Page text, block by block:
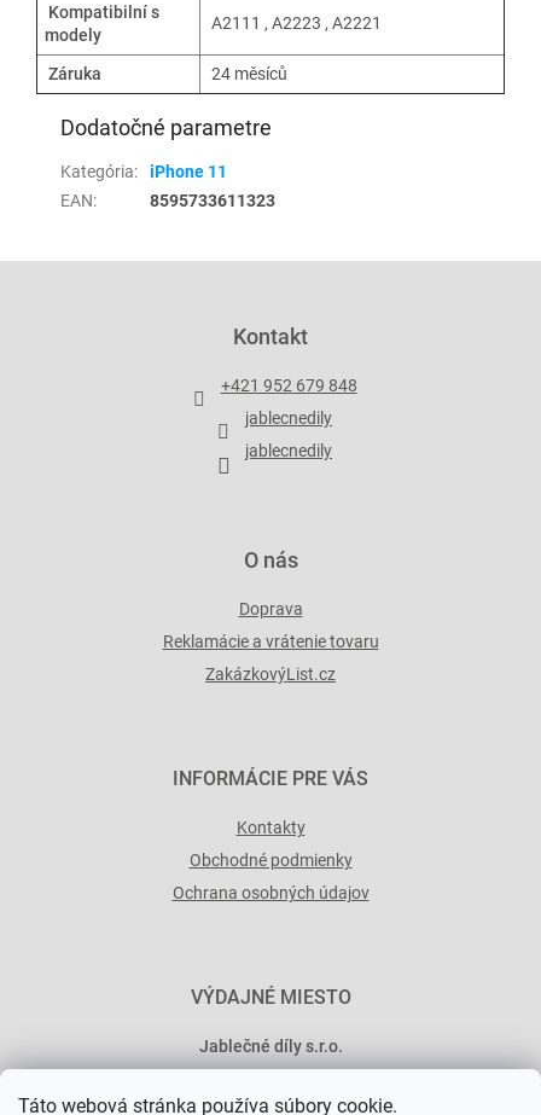
Táto webová stránka používa súbory cookie.
Kompatibilní s
modely
A2111 , A2223 , A2221
Záruka 24 měsíců
Dodatočné parametre
Kategória:
iPhone 11
EAN: 8595733611323
Kontakt
+421 952 679 848
jablecnedily
jablecnedily
O nás
Doprava
Reklamácie a vrátenie tovaru
ZakázkovýList.cz
INFORMÁCIE PRE VÁS
Kontakty
Obchodné podmienky
Ochrana osobných údajov
VÝDAJNÉ MIESTO
Jablečné díly s.r.o.